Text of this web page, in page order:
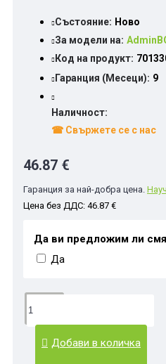
Състояние: Ново
За модели на:
Код на продукт:
Гаранция (Месеци): 9
Наличност:
☎ Свържете се с нас
46.87 €
Гаранция за най-добра цена.
Цена без ДДС: 46.87 €
Да ви предложим ли
Да
Добави в количка